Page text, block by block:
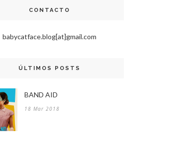
CONTACTO
babycatface.blog[at]gmail.com
ÚLTIMOS POSTS
BAND AID
18 Mar 2018